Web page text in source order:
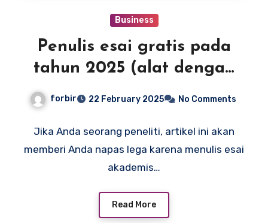
Business
Penulis esai gratis pada
tahun 2025 (alat dengan
forbir 22 February 2025 No Comments
Jika Anda seorang peneliti, artikel ini akan
memberi Anda napas lega karena menulis esai
akademis…
Read More